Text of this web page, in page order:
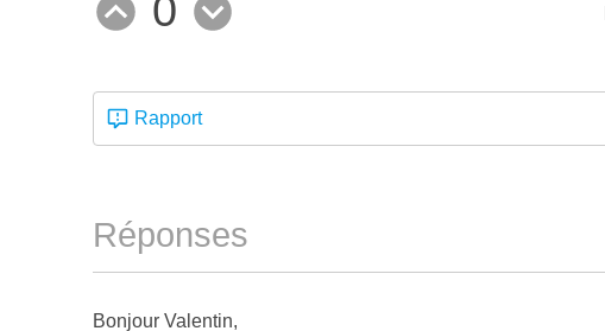
Rapport
Réponses
Bonjour Valentin,